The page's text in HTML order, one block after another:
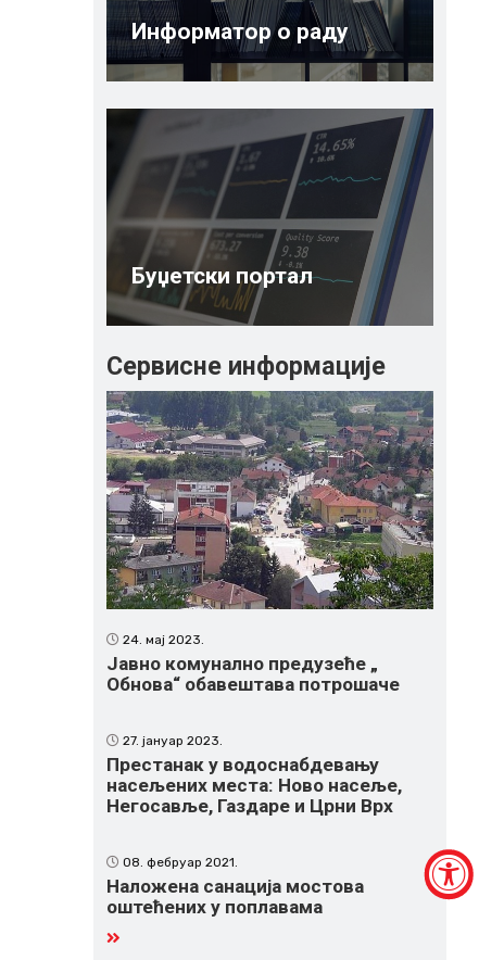
Информатор о раду
Буџетски портал
Сервисне информације
24. мај 2023.
Јавно комунално предузеће „
Обнова“ обавештава потрошаче
27. јануар 2023.
Престанак у водоснабдевању
насељених места: Ново насеље,
Негосавље, Газдаре и Црни Врх
08. фебруар 2021.
Наложена санација мостова
оштећених у поплавама